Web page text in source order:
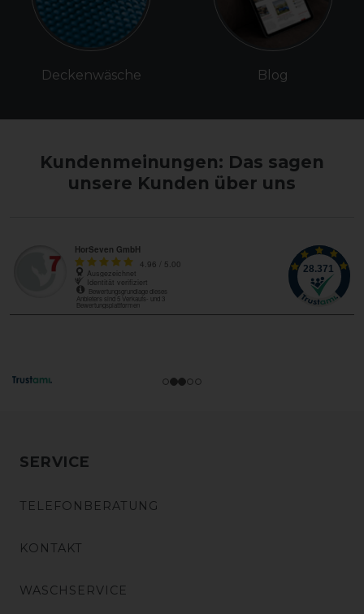
Deckenwäsche Blog
Kundenmeinungen: Das sagen
unsere Kunden über uns
SERVICE
TELEFONBERATUNG
KONTAKT
WASCHSERVICE